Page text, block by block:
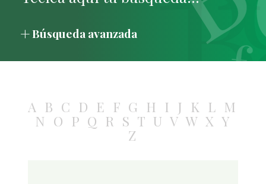
Búsqueda avanzada
A B C D E F G H I J K L M
N O P Q R S T U V W X Y
Z